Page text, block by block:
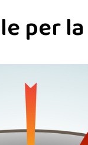
per